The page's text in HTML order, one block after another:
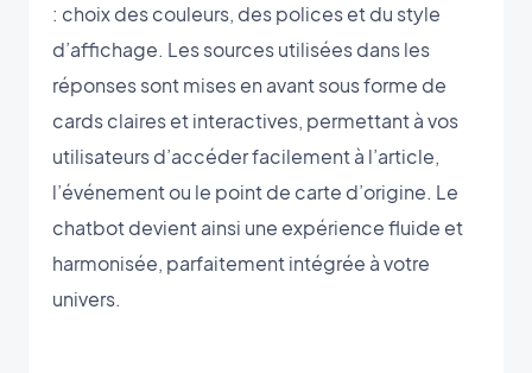
: choix des couleurs, des polices et du style
d’affichage. Les sources utilisées dans les
réponses sont mises en avant sous forme de
cards claires et interactives, permettant à vos
utilisateurs d’accéder facilement à l’article,
l’événement ou le point de carte d’origine. Le
chatbot devient ainsi une expérience fluide et
harmonisée, parfaitement intégrée à votre
univers.